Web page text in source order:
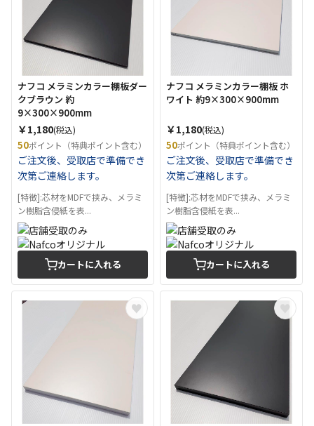
ナフコ メラミンカラー棚板ダー
クブラウン 約
9×300×900mm
￥1,180(税込)
50ポイント（特典ポイント含む）
ご注文後、受取店で準備でき
次第ご連絡します。
[特徴]:芯材をMDFで挟み、メラミ
ン樹脂含侵紙を表...
カートに入れる
ナフコ メラミンカラー棚板 ホ
ワイト 約9×300×900mm
￥1,180(税込)
50ポイント（特典ポイント含む）
ご注文後、受取店で準備でき
次第ご連絡します。
[特徴]:芯材をMDFで挟み、メラミ
ン樹脂含侵紙を表...
カートに入れる